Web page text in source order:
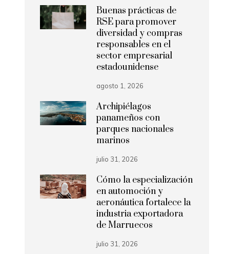
Buenas prácticas de
RSE para promover
diversidad y compras
responsables en el
sector empresarial
estadounidense
agosto 1, 2026
Archipiélagos
panameños con
parques nacionales
marinos
julio 31, 2026
Cómo la especialización
en automoción y
aeronáutica fortalece la
industria exportadora
de Marruecos
julio 31, 2026